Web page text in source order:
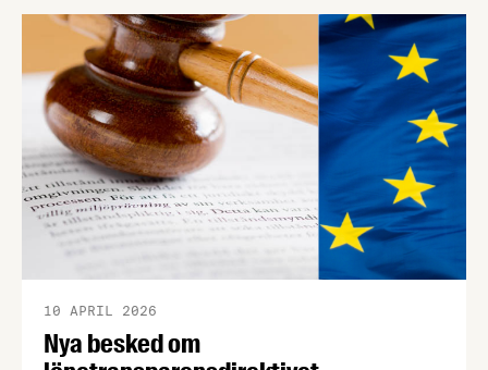
Nya besked om
10 APRIL 2026